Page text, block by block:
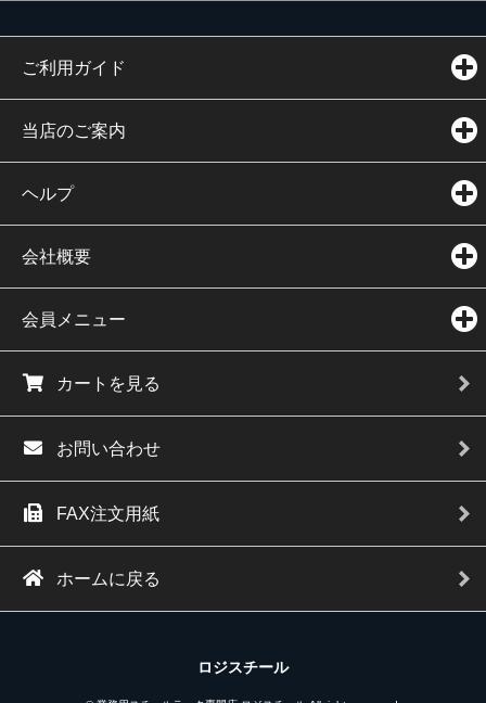
ご利用ガイド
当店のご案内
ヘルプ
会社概要
会員メニュー
カートを見る
お問い合わせ
FAX注文用紙
ホームに戻る
ロジスチール